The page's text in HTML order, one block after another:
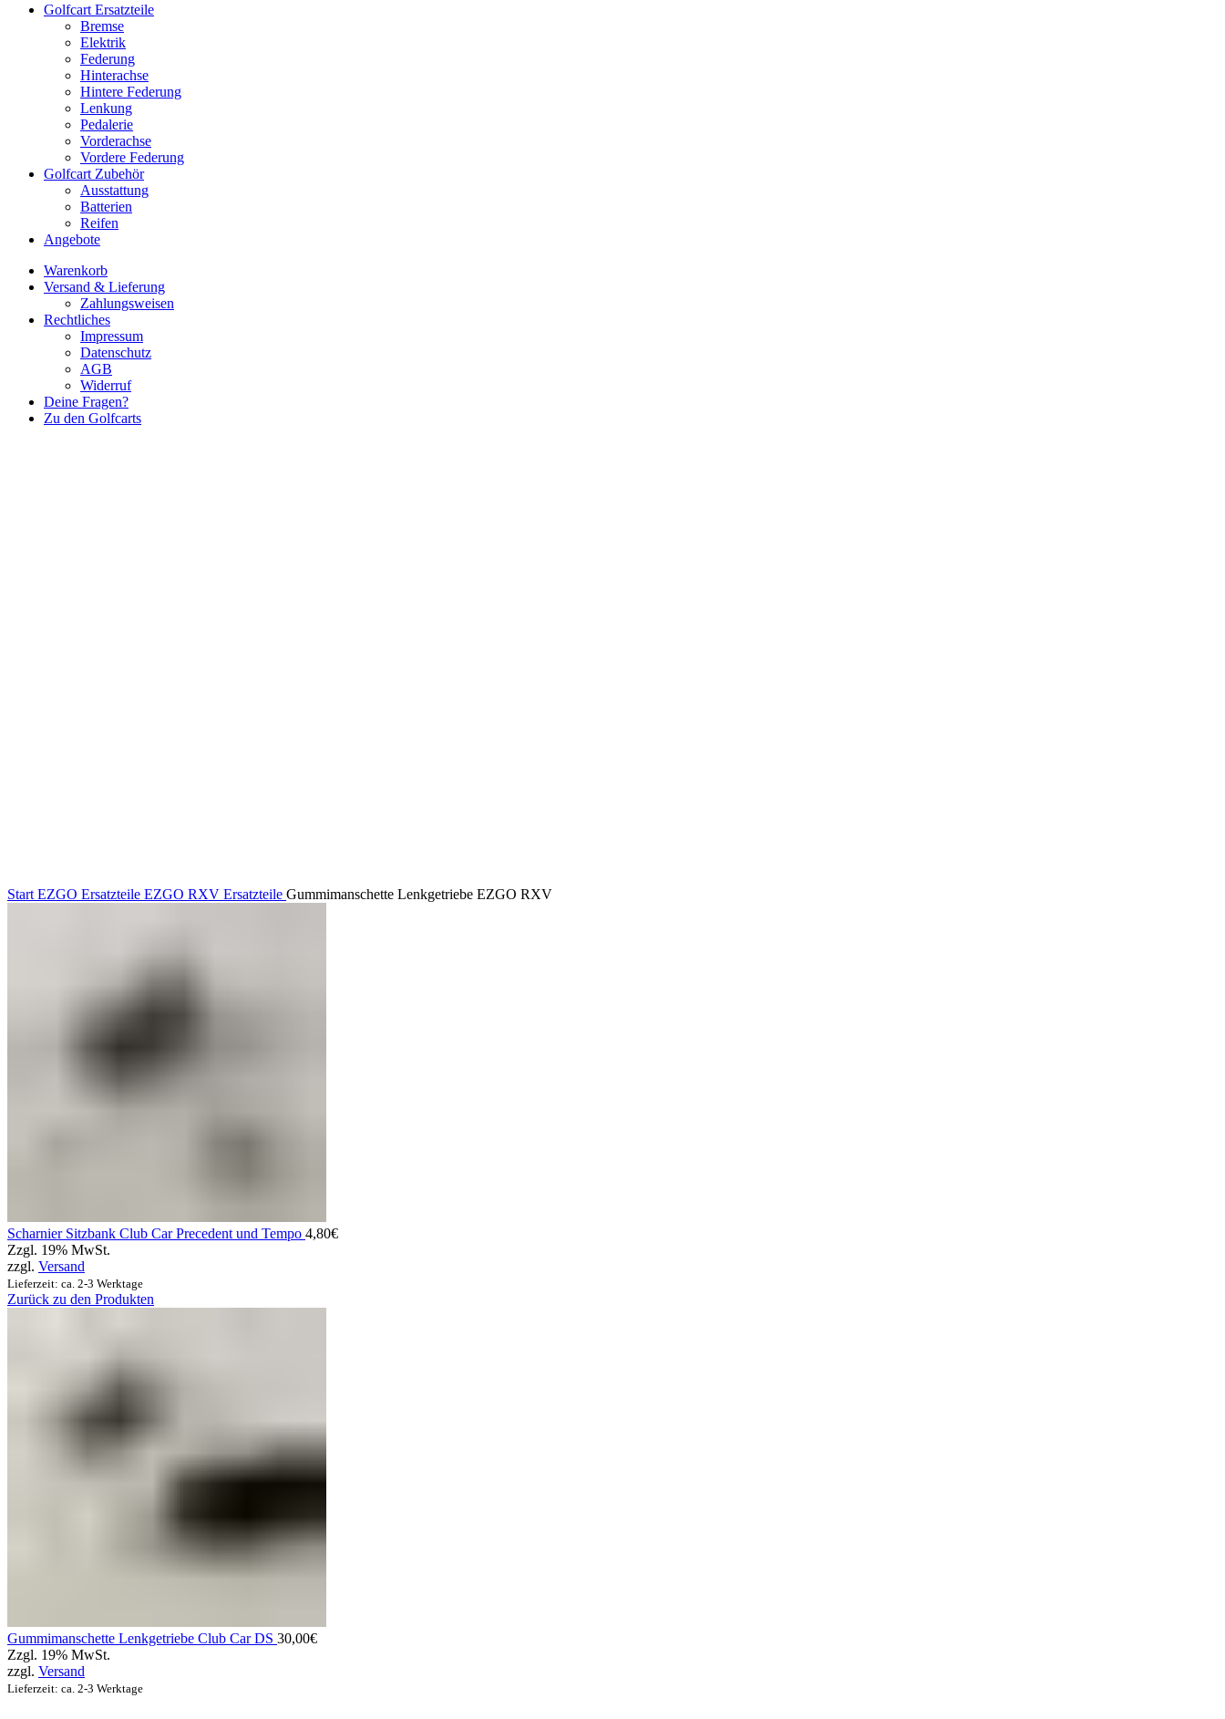
Golfcart Ersatzteile
Bremse
Elektrik
Federung
Hinterachse
Hintere Federung
Lenkung
Pedalerie
Vorderachse
Vordere Federung
Golfcart Zubehör
Ausstattung
Batterien
Reifen
Angebote
Warenkorb
Versand & Lieferung
Zahlungsweisen
Rechtliches
Impressum
Datenschutz
AGB
Widerruf
Deine Fragen?
Zu den Golfcarts
Start EZGO Ersatzteile EZGO RXV Ersatzteile Gummimanschette Lenkgetriebe EZGO RXV
Scharnier Sitzbank Club Car Precedent und Tempo 4,80€
Zzgl. 19% MwSt.
zzgl. Versand
Lieferzeit: ca. 2-3 Werktage
Zurück zu den Produkten
Gummimanschette Lenkgetriebe Club Car DS 30,00€
Zzgl. 19% MwSt.
zzgl. Versand
Lieferzeit: ca. 2-3 Werktage